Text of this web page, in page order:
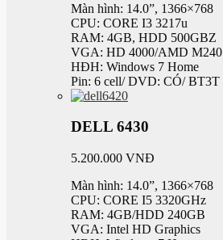
Màn hình: 14.0”, 1366×768
CPU: CORE I3 3217u
RAM: 4GB, HDD 500GBZ
VGA: HD 4000/AMD M240
HĐH: Windows 7 Home
Pin: 6 cell/ DVD: CÓ/ BT3T
DELL 6430
5.200.000 VNĐ
Màn hình: 14.0”, 1366×768
CPU: CORE I5 3320GHz
RAM: 4GB/HDD 240GB
VGA: Intel HD Graphics